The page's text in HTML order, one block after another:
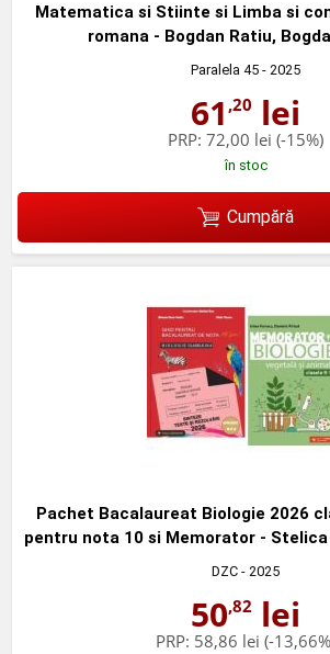
Matematica si Stiinte si Limba si
romana - Bogdan Ratiu,
Paralela 45 - 2025
61 ,20 lei
PRP: 72,00 lei (-15%)
în stoc
Cumpără
Pachet Bacalaureat Biologie 2026
pentru nota 10 si Memorator - Stelica
DZC - 2025
50,82 lei
PRP: 58,86 lei (-